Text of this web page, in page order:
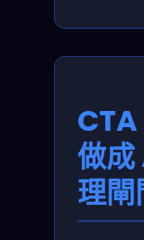
做成
理閘